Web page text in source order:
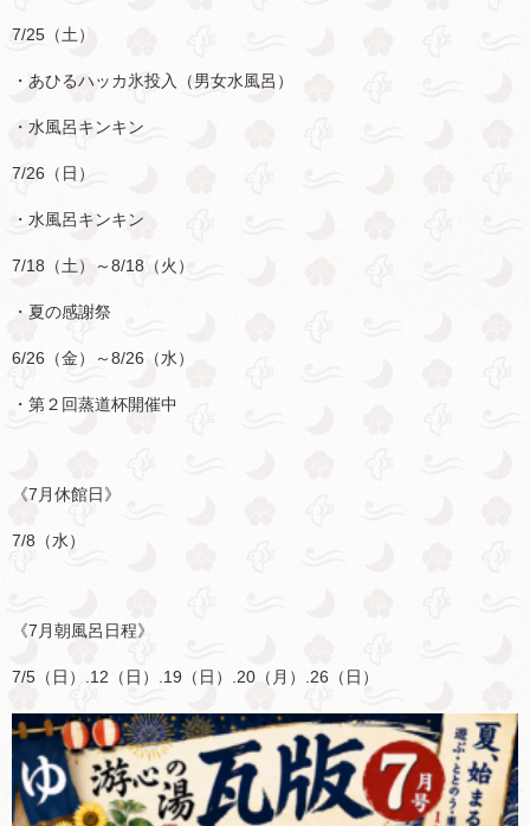
7/25 （土）
・あひるハッカ氷投入（男女水風呂）
・水風呂キンキン
7/26 （日）
・水風呂キンキン
7/18 （土）～8/18 （火）
・夏の感謝祭
6/26 （金）～8/26 （水）
・第２回蒸道杯開催中
《7月休館日》
7/8 （水）
《7月朝風呂日程》
7/5 （日） .12 （日） .19 （日） .20 （月） .26 （日）